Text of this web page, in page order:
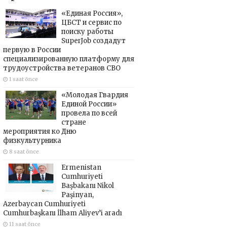
«Единая Россия»,
ЦБСТ и сервис по
поиску работы
SuperJob создадут
первую в России
специализированную платформу для
трудоустройства ветеранов СВО
1 saat önce
«Молодая Гвардия
Единой России»
провела по всей
стране
мероприятия ко Дню
физкультурника
8 saat önce
Ermenistan
Cumhuriyeti
Başbakanı Nikol
Paşinyan,
Azerbaycan Cumhuriyeti
Cumhurbaşkanı İlham Aliyev’i aradı
11 saat önce